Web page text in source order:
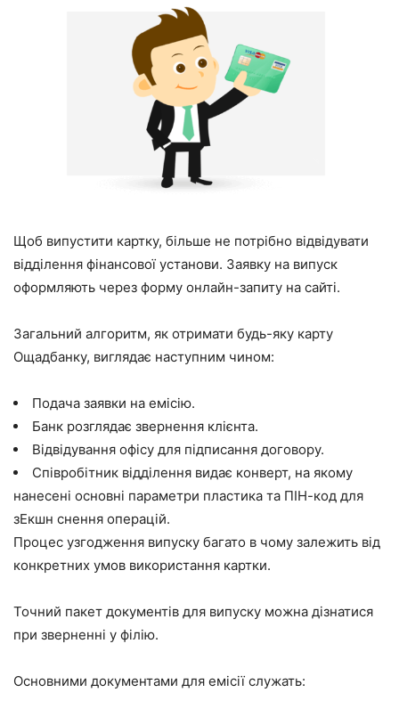
Щоб випустити картку, більше не потрібно відвідувати
відділення фінансової установи. Заявку на випуск
оформляють через форму онлайн-запиту на сайті.
Загальний алгоритм, як отримати будь-яку карту
Ощадбанку, виглядає наступним чином:
Подача заявки на емісію.
Банк розглядає звернення клієнта.
Відвідування офісу для підписання договору.
Співробітник відділення видає конверт, на якому
нанесені основні параметри пластика та ПІН-код для
зЕкшн снення операцій.
Процес узгодження випуску багато в чому залежить від
конкретних умов використання картки.
Точний пакет документів для випуску можна дізнатися
при зверненні у філію.
Основними документами для емісії служать: